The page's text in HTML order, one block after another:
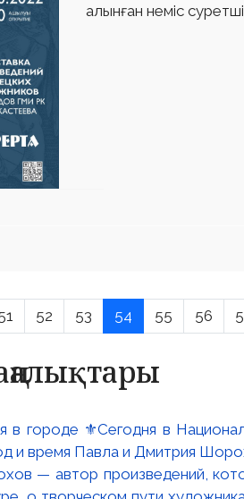
алынған неміс
52 53 54 55 56